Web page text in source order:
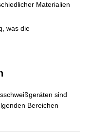
Materialien
was die
sind
Bereichen